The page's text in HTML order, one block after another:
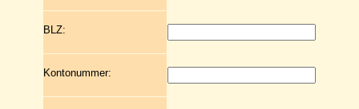
BLZ:
Kontonummer: